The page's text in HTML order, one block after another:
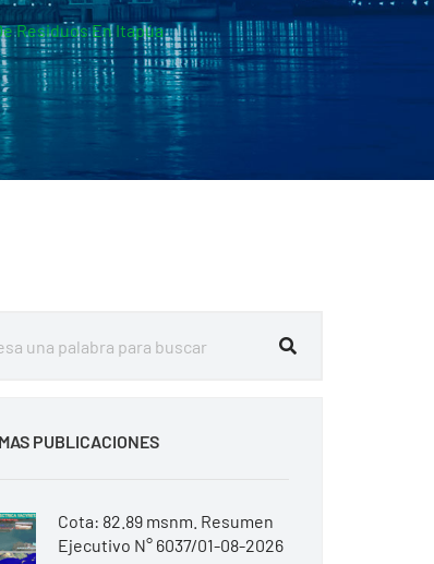
Residuos En Itapúa
PUBLICACIONES
Cota: 82.89 msnm. Resumen
Ejecutivo N° 6037/01-08-2026